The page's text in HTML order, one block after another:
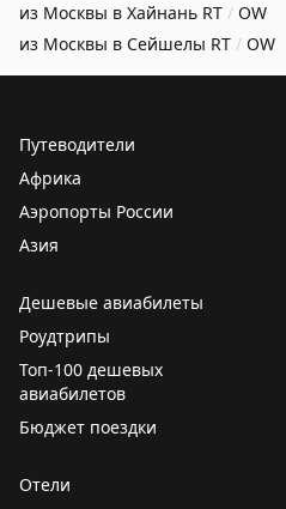
из Москвы в Хайнань RT / OW
из Москвы в Сейшелы RT / OW
Путеводители
Африка
Аэропорты России
Азия
Дешевые авиабилеты
Роудтрипы
Топ-100 дешевых
авиабилетов
Бюджет поездки
Отели